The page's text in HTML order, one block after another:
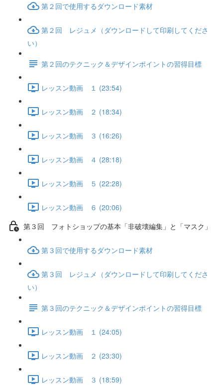
第２回で使用するダウンロード素材
第２回 レジュメ（ダウンロードして印刷してくださ
い）
第２回のテクニック＆デザインポイントの習得目標
レッスン動画 １ (23:54)
レッスン動画 ２ (18:34)
レッスン動画 ３ (16:26)
レッスン動画 ４ (28:18)
レッスン動画 ５ (22:28)
レッスン動画 ６ (20:06)
第３回 フォトショップの基本「非破壊編集」と「マスク」
第３回で使用するダウンロード素材
第３回 レジュメ（ダウンロードして印刷してくださ
い）
第３回のテクニック＆デザインポイントの習得目標
レッスン動画 １ (24:05)
レッスン動画 ２ (23:30)
レッスン動画 ３ (18:59)